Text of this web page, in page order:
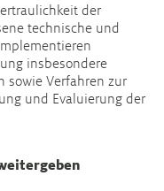
der
technische und
insbesondere
sowie Verfahren zur
und Evaluierung der